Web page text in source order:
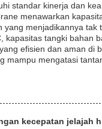
standar kinerja dan
menawarkan
yang menjadikannya
kapasitas tangki bahan
efisien dan aman di
mampu mengatasi
kecepatan jelajah